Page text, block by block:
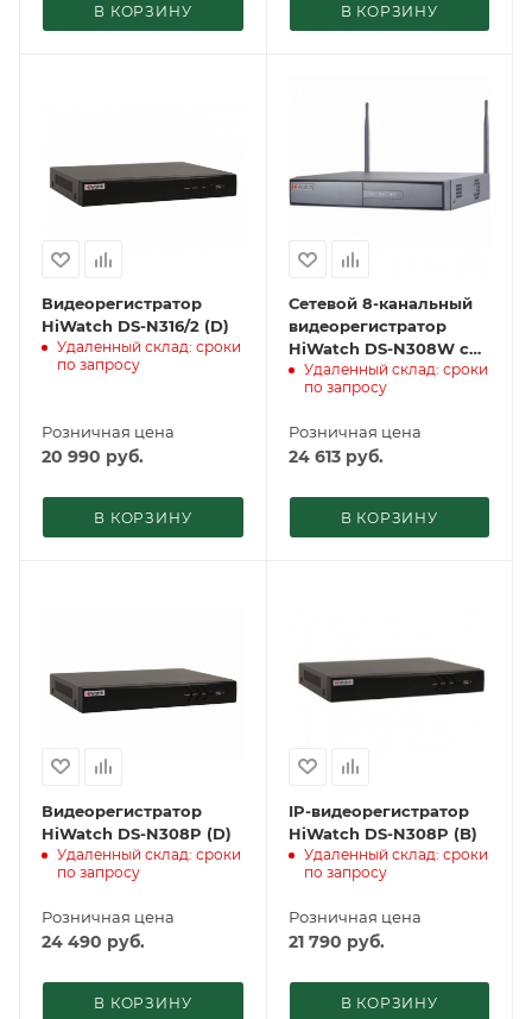
В КОРЗИНУ В КОРЗИНУ
Видеорегистратор
HiWatch DS-N316/2 (D)
Удаленный склад: сроки
по запросу
Розничная цена
20 990 руб.
В КОРЗИНУ
Сетевой 8-канальный
видеорегистратор
HiWatch DS-N308W c
Wi-Fi модулем
Удаленный склад: сроки
по запросу
Розничная цена
24 613руб.
В КОРЗИНУ
Видеорегистратор
HiWatch DS-N308P (D)
Удаленный склад: сроки
по запросу
Розничная цена
24 490 руб.
В КОРЗИНУ
IP-видеорегистратор
HiWatch DS-N308P (B)
Удаленный склад: сроки
по запросу
Розничная цена
21 790 руб.
В КОРЗИНУ